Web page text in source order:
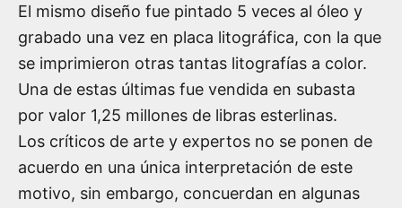
El mismo diseño fue pintado 5 veces al óleo y
grabado una vez en placa litográfica, con la que
se imprimieron otras tantas litografías a color.
Una de estas últimas fue vendida en subasta
por valor 1,25 millones de libras esterlinas.
Los críticos de arte y expertos no se ponen de
acuerdo en una única interpretación de este
motivo, sin embargo, concuerdan en algunas